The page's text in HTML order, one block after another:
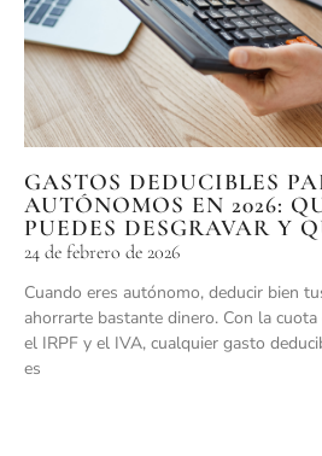
GASTOS DEDUCIBLES
AUTÓNOMOS EN 2026:
PUEDES DESGRAVAR Y
24 de febrero de 2026
Cuando eres autónomo, deducir bien
ahorrarte bastante dinero. Con la
el IRPF y el IVA, cualquier gasto
es